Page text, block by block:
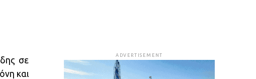
σε
και
ADVERTISEMENT